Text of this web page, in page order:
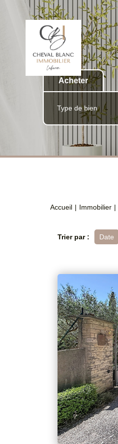
Acheter
Type de bien
Accueil Immobilier
Trier par : Date